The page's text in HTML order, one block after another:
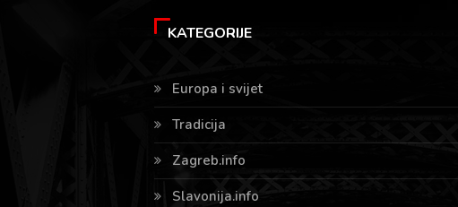
KATEGORIJE
Europa i svijet
Tradicija
Zagreb.info
Slavonija.info